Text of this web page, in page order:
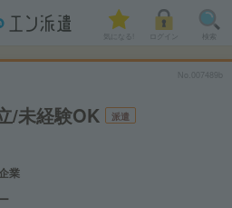
気になる! 検索
No.007489b
/未経験OK 派遣
業